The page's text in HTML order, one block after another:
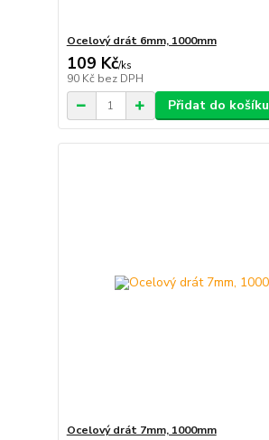
Ocelový drát 6mm, 1000mm
109 Kč/ks
90 Kč bez DPH
Přidat do košíku
Ocelový drát 7mm, 1000mm